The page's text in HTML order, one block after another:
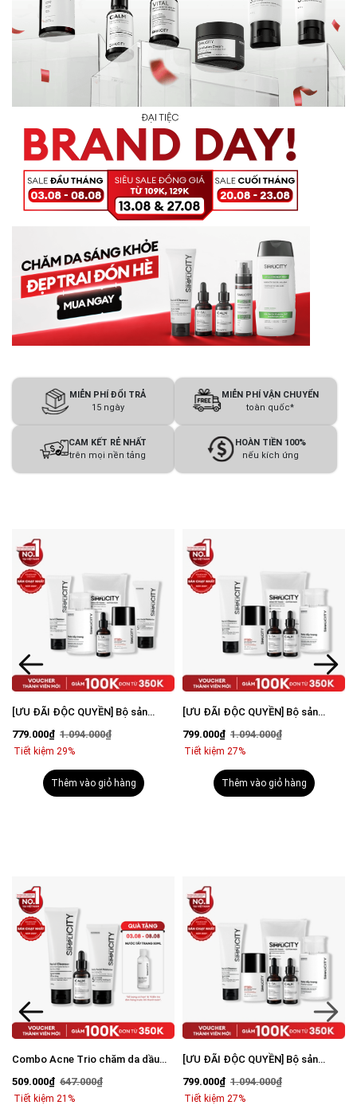
MIỄN PHÍ ĐỔI TRẢ
15 ngày
MIỄN PHÍ VẬN CHUYỂN
toàn quốc*
CAM KẾT RẺ NHẤT
trên mọi nền tảng
HOÀN TIỀN 100%
nếu kích ứng
[ƯU ĐÃI ĐỘC QUYỀN] Bộ sản
cho nam
779.000₫ 1.094.000₫
Tiết kiệm 29%
Thêm vào giỏ hàng
[ƯU ĐÃI ĐỘC QUYỀN] Bộ sản
cho nam
799.000₫ 1.094.000₫
Tiết kiệm 27%
Thêm vào giỏ hàng
Combo Acne Trio chăm da dầu
Calm 30ml, Kem dưỡng ẩm 80g
509.000₫ 647.000₫
Tiết kiệm 21%
[ƯU ĐÃI ĐỘC QUYỀN] Bộ sản
cho nam
799.000₫ 1.094.000₫
Tiết kiệm 27%